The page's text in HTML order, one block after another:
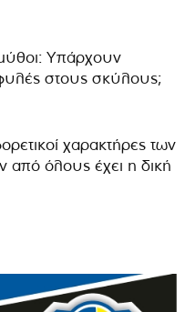
Υπάρχουν
στους σκύλους;
χαρακτήρες των
από όλους έχει η δική